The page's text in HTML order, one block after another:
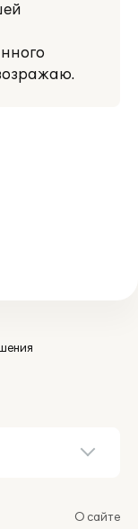
О сайте